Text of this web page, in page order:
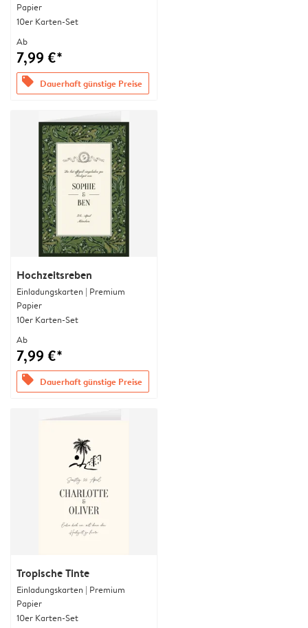
Papier
10er Karten-Set
Ab
7,99 €*
offers Dauerhaft günstige Preise
Hochzeitsreben
Einladungskarten | Premium
Papier
10er Karten-Set
Ab
7,99 €*
offers Dauerhaft günstige Preise
Tropische Tinte
Einladungskarten | Premium
Papier
10er Karten-Set